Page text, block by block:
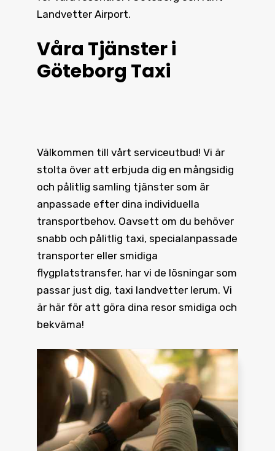
Landvetter Airport.
Våra Tjänster i
Göteborg Taxi
Välkommen till vårt serviceutbud! Vi är
stolta över att erbjuda dig en mångsidig
och pålitlig samling tjänster som är
anpassade efter dina individuella
transportbehov. Oavsett om du behöver
snabb och pålitlig taxi, specialanpassade
transporter eller smidiga
flygplatstransfer, har vi de lösningar som
passar just dig, taxi landvetter lerum. Vi
är här för att göra dina resor smidiga och
bekväma!